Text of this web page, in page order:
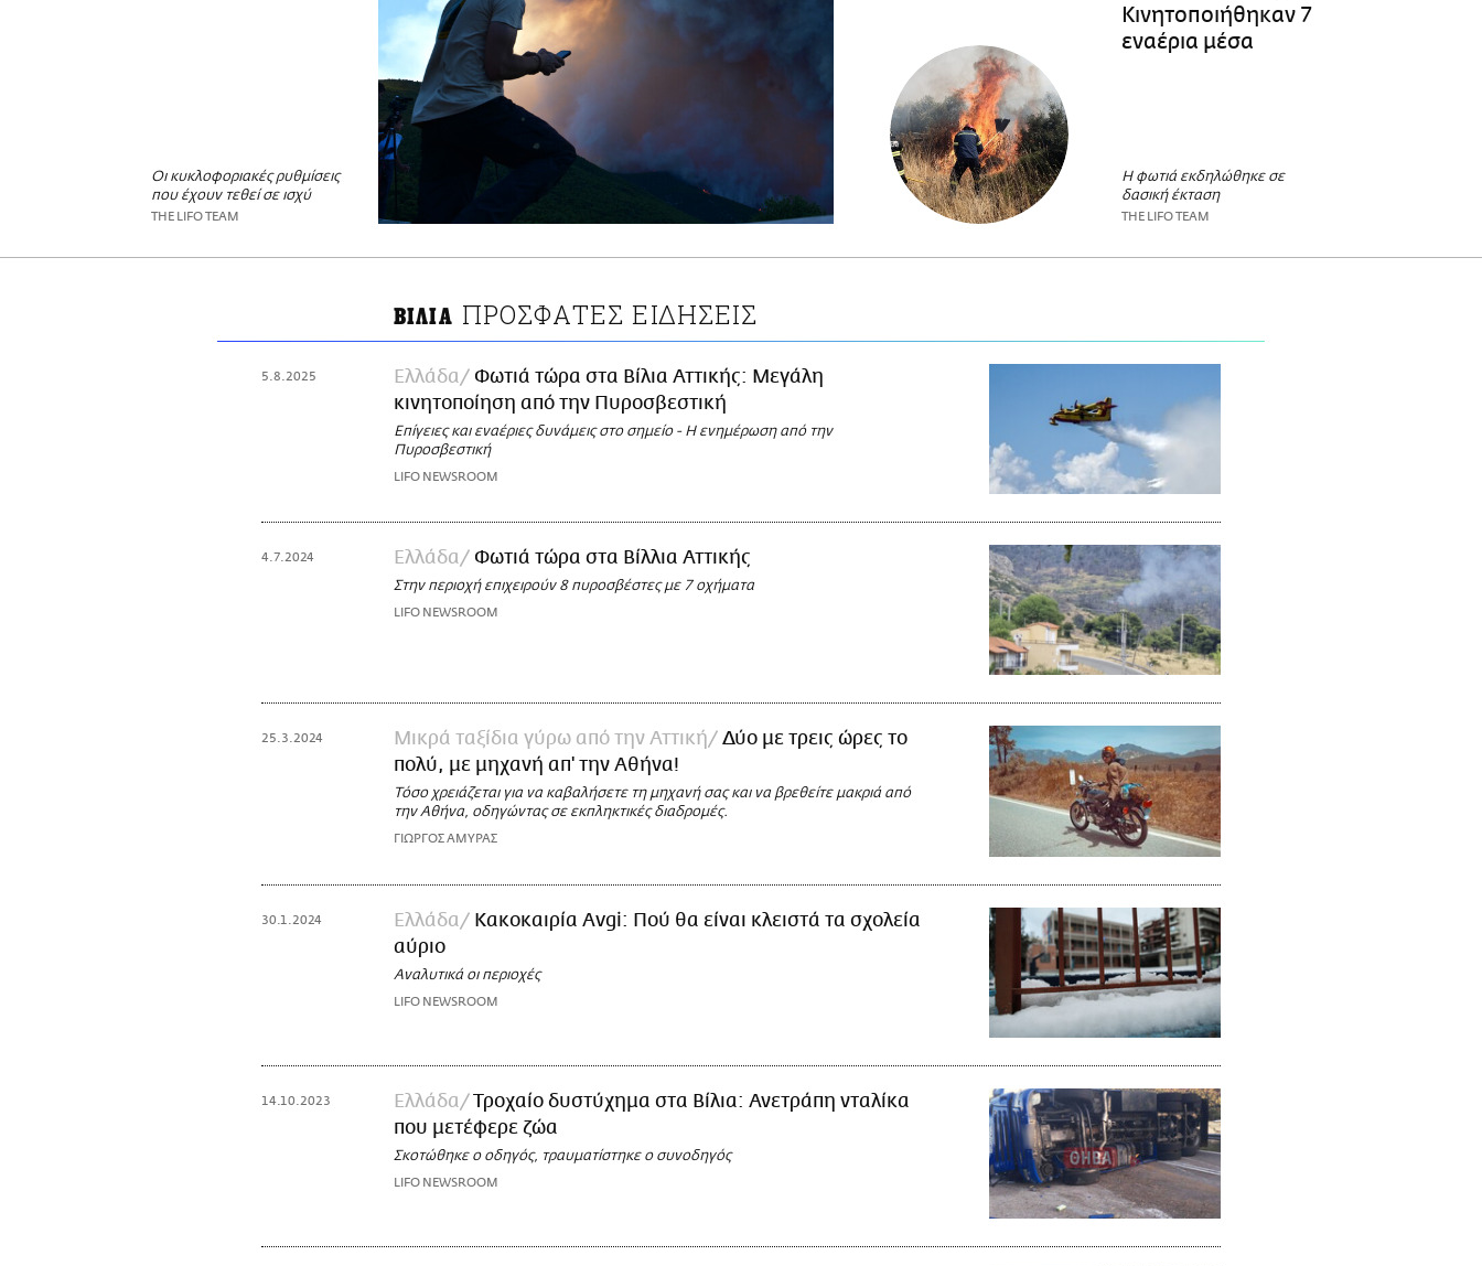
Οι κυκλοφοριακές ρυθμίσεις
που έχουν τεθεί σε ισχύ
THE LIFO TEAM
Κινητοποιήθηκαν 7
εναέρια μέσα
Η φωτιά εκδηλώθηκε σε
δασική έκταση
THE LIFO TEAM
ΒΙΛΙΑ ΠΡΟΣΦΑΤΕΣ ΕΙΔΗΣΕΙΣ
5.8.2025 Ελλάδα
Φωτιά τώρα στα Βίλια Αττικής: Μεγάλη
κινητοποίηση από την Πυροσβεστική
Επίγειες και εναέριες δυνάμεις στο σημείο - Η ενημέρωση από την
Πυροσβεστική
LIFO NEWSROOM
4.7.2024 Ελλάδα Φωτιά τώρα στα Βίλλια Αττικής
Στην περιοχή επιχειρούν 8 πυροσβέστες με 7 οχήματα
LIFO NEWSROOM
25.3.2024 Μικρά ταξίδια γύρω από την Αττική
Δύο με τρεις ώρες το
πολύ, με μηχανή απ' την Αθήνα!
Τόσο χρειάζεται για να καβαλήσετε τη μηχανή σας και να βρεθείτε μακριά από
την Αθήνα, οδηγώντας σε εκπληκτικές διαδρομές.
ΓΙΩΡΓΟΣ ΑΜΥΡΑΣ
30.1.2024 Ελλάδα
Κακοκαιρία Avgi: Πού θα είναι κλειστά τα σχολεία
αύριο
Αναλυτικά οι περιοχές
LIFO NEWSROOM
14.10.2023 Ελλάδα
Τροχαίο δυστύχημα στα Βίλια: Ανετράπη νταλίκα
που μετέφερε ζώα
Σκοτώθηκε ο οδηγός, τραυματίστηκε ο συνοδηγός
LIFO NEWSROOM